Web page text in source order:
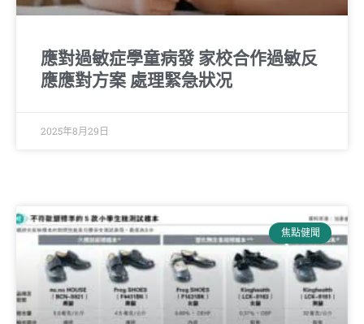
應對過敏症學童病發 家校合作過敏反
應應對方案 處理緊急狀况
2025年8月29日
焦點健聞